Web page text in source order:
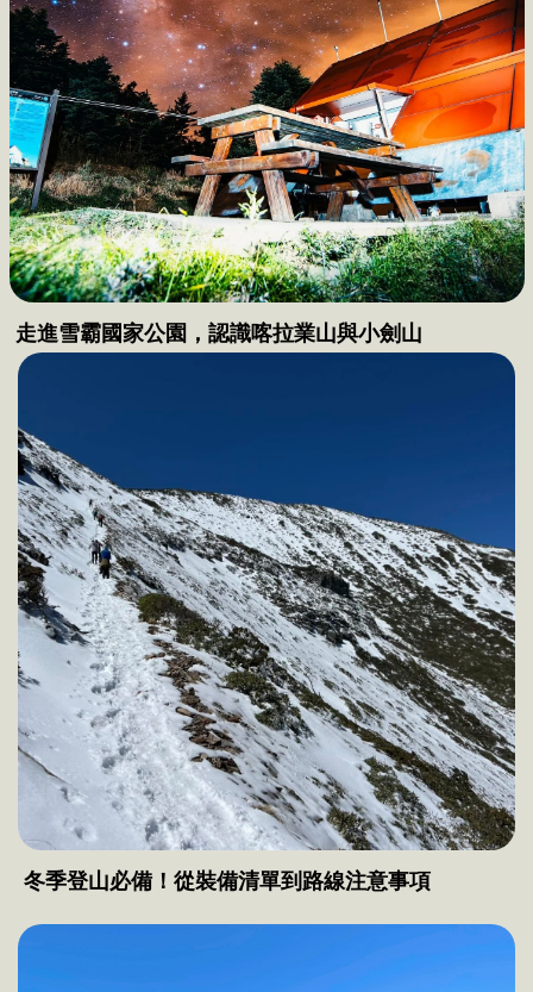
走進雪霸國家公園，認識喀拉業山與小劍山
冬季登山必備！從裝備清單到路線注意事項